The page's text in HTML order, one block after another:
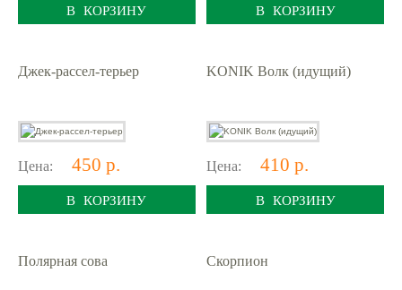
В КОРЗИНУ В КОРЗИНУ
Джек-рассел-терьер
Цена: 450 р.
В КОРЗИНУ
KONIK Волк (идущий)
Цена: 410 р.
В КОРЗИНУ
Полярная сова Скорпион